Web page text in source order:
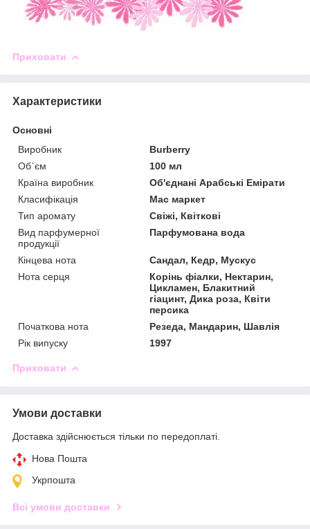
Приховати
Характеристики
Основні
Виробник
Burberry
Об`єм
100 мл
Країна виробник
Об'єднані Арабські Емірати
Класифікація
Мас маркет
Тип аромату
Свіжі, Квіткові
Вид парфумерної
продукції
Парфумована вода
Кінцева нота
Сандал, Кедр, Мускус
Нота серця
Корінь фіалки, Нектарин,
Цикламен, Блакитний
гіацинт, Дика роза, Квіти
персика
Початкова нота
Резеда, Мандарин, Шавлія
Рік випуску
1997
Приховати
Умови доставки
Доставка здійснюється тільки по передоплаті.
Нова Пошта
Укрпошта
Всі умови доставки